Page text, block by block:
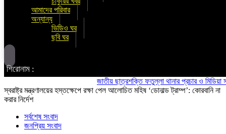
আমাদের পরিবার
অন্যান্য
ভিডিও ঘর
ছবি ঘর
শিরোনাম :
জাতীয় ছাত্রশক্তি ফতুল্লা থানার প্রচার ও মিডিয়া সম্পাদক
স্বরাষ্ট্র মন্ত্রণালয়ের হস্তক্ষেপে রক্ষা পেল আলোচিত মহিষ ‘ডোনাল্ড ট্রাম্প’: কোরবানি না
করার নির্দেশ
সর্বশেষ সংবাদ
জনপ্রিয় সংবাদ